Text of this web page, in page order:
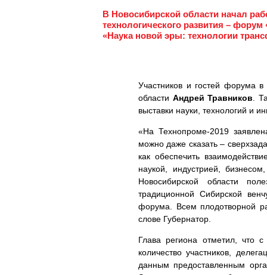
В Новосибирской области начал
технологического развития –
«Наука новой эры: технологии
Участников и гостей форума в
области Андрей Травников .
выставки науки, технологий и
«На Технопроме-2019
можно даже сказать –
как обеспечить
наукой, индустрией,
Новосибирской области
традиционной Сибирской
форума. Всем плодотворной
слове Губернатор.
Глава региона отметил, что
количество участников,
данным предоставленным